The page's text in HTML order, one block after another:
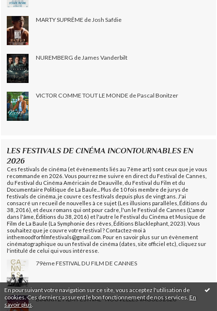
En poursuivant votre navigation sur ce site, vous acceptez l'utilisation de
cookies. Ces derniers assurent le bon fonctionnement de nos services. En
savoir plus
MARTY SUPRÊME de Josh Safdie
NUREMBERG de James Vanderbilt
VICTOR COMME TOUT LE MONDE de Pascal Bonitzer
LES FESTIVALS DE CINÉMA INCONTOURNABLES EN
2026
Ces festivals de cinéma (et évènements liés au 7ème art) sont ceux que je vous
recommande en 2026. Vous pourrez me suivre en direct du Festival de Cannes,
du Festival du Cinéma Américain de Deauville, du Festival du Film et du
Documentaire Politique de La Baule... Plus de 10 fois membre de jurys de
festivals de cinéma, je couvre ces festivals depuis plus de vingt ans. J'ai
consacré un recueil de nouvelles à ce sujet (Les illusions parallèles, Éditions du
38, 2016), et deux romans qui ont pour cadre, l'un le Festival de Cannes (L'amor
dans l'âme, Éditions du 38, 2016) et l'autre le Festival du Cinéma et Musique de
Film de La Baule (La Symphonie des rêves, Éditions Blacklephant, 2023). Vous
souhaitez que je couvre votre festival ? Contactez-moi à
inthemoodforfilmfestivals@gmail.com. Pour en savoir plus sur un évènement
cinématographique ou un festival de cinéma (dates, site officiel etc), cliquez sur
l'intitulé de celui qui vous intéresse.
79ème FESTIVAL DU FILM DE CANNES
BIARRITZ FILM FESTIVAL - NOUVELLES VAGUES 2026